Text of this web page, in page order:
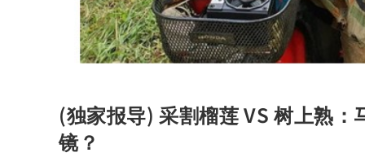
(独家报导) 采割榴莲 VS 树上熟
镜？